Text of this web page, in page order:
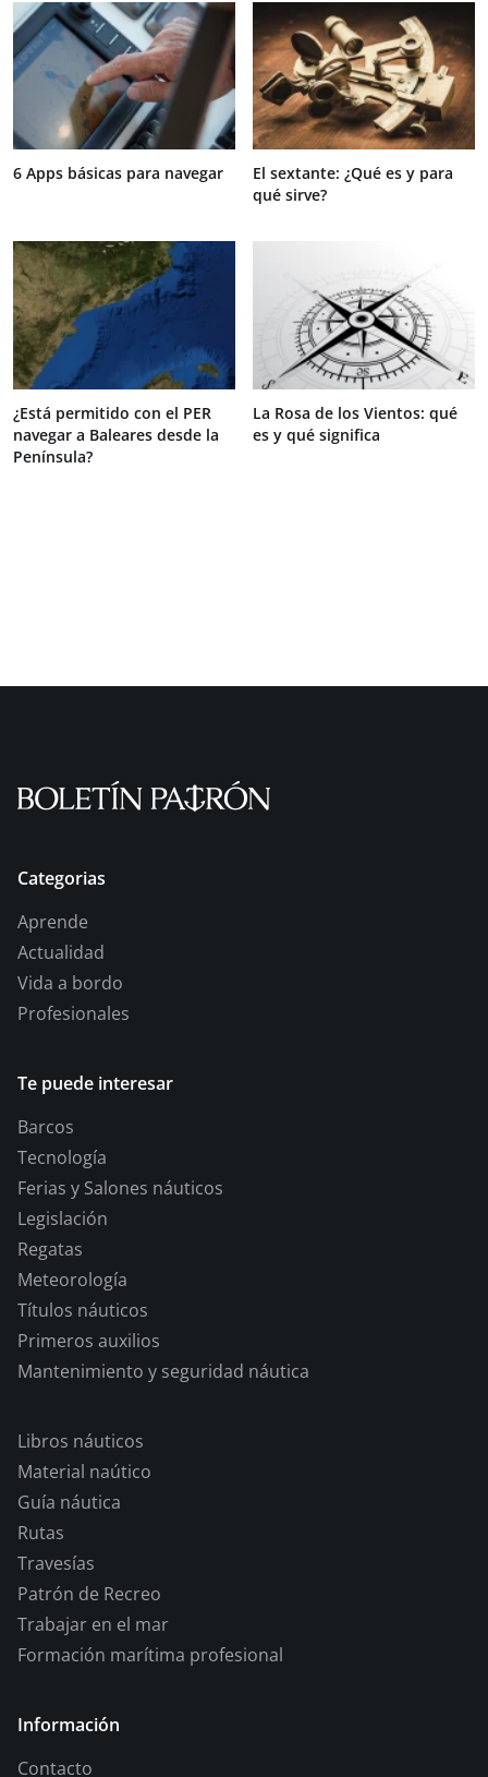
6 Apps básicas para navegar
El sextante: ¿Qué es y para
qué sirve?
¿Está permitido con el PER
navegar a Baleares desde la
Península?
La Rosa de los Vientos: qué
es y qué significa
Categorias
Aprende
Actualidad
Vida a bordo
Profesionales
Te puede interesar
Barcos
Tecnología
Ferias y Salones náuticos
Legislación
Regatas
Meteorología
Títulos náuticos
Primeros auxilios
Mantenimiento y seguridad náutica
Libros náuticos
Material naútico
Guía náutica
Rutas
Travesías
Patrón de Recreo
Trabajar en el mar
Formación marítima profesional
Información
Contacto